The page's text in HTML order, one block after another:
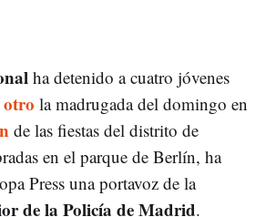
ha detenido a cuatro jóvenes
la madrugada del domingo en
de las fiestas del distrito de
en el parque de Berlín, ha
Press una portavoz de la
de la Policía de Madrid.